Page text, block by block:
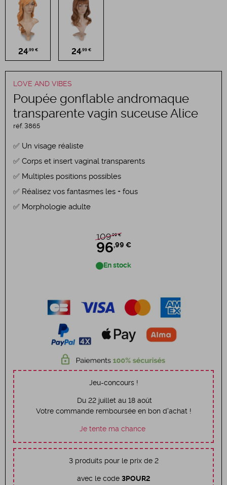
LOVE AND VIBES
Poupée gonflable andromaque
transparente vagin suceuse Alice
réf. 3865
Un visage réaliste
Corps et insert vaginal transparents
Multiples positions possibles
Réalisez vos fantasmes les + fous
Morphologie adulte
109,99 €
96,99 €
En stock
Jeu-concours !
Du 22 juillet au 18 août
Votre commande remboursée en bon d'achat !
Je tente ma chance
3 produits pour le prix de 2
avec le code 3POUR2
24,99 € 24,99 €